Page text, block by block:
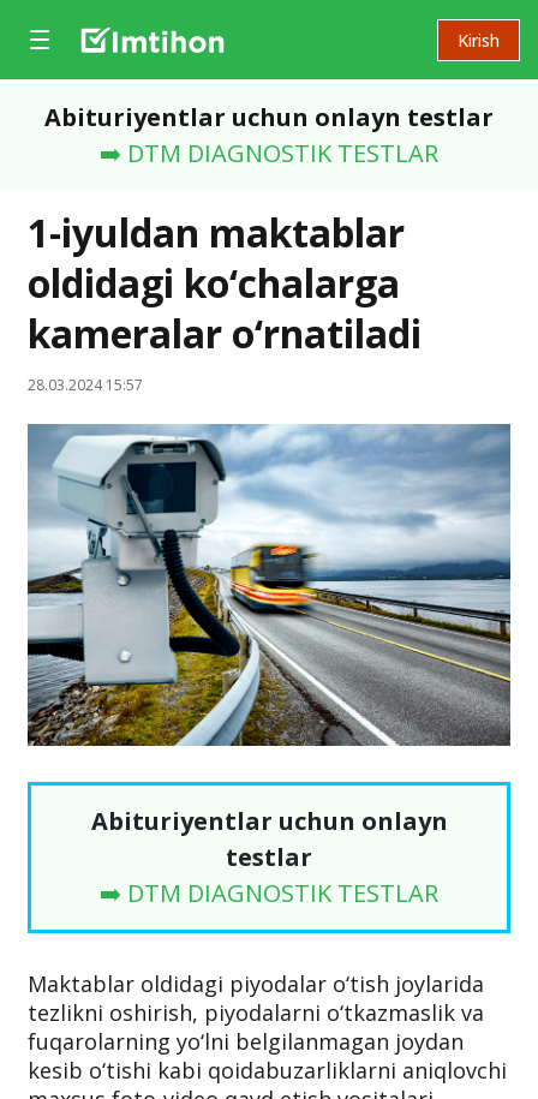
Kirish
Abituriyentlar uchun onlayn testlar
➡️ DTM DIAGNOSTIK TESTLAR
1-iyuldan maktablar
oldidagi ko‘chalarga
kameralar o‘rnatiladi
28.03.2024 15:57
Abituriyentlar uchun onlayn
testlar
➡️ DTM DIAGNOSTIK TESTLAR
Maktablar oldidagi piyodalar o‘tish joylarida
tezlikni oshirish, piyodalarni o‘tkazmaslik va
fuqarolarning yo‘lni belgilanmagan joydan
kesib o‘tishi kabi qoidabuzarliklarni aniqlovchi